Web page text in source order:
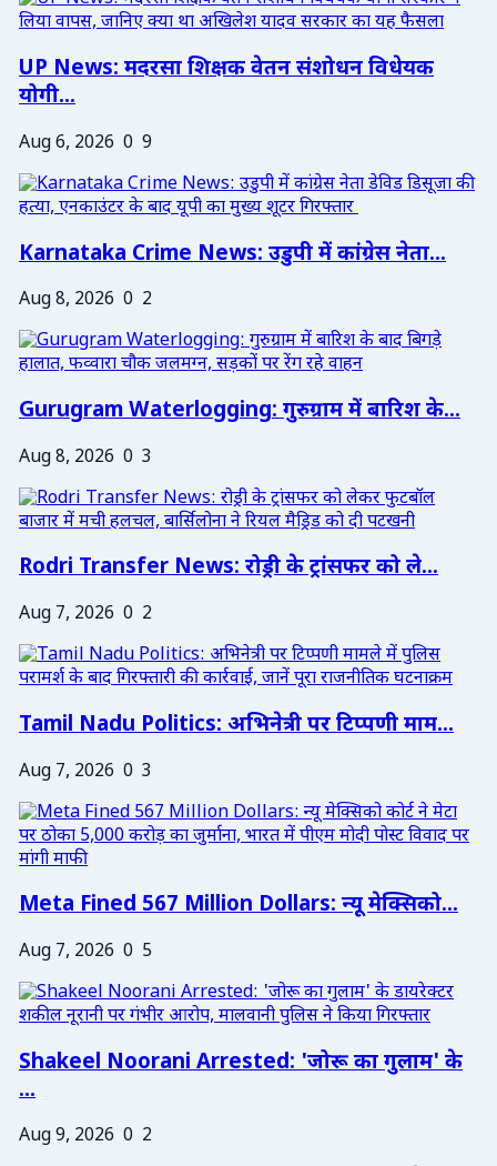
UP News: मदरसा शिक्षक वेतन संशोधन विधेयक
योगी...
Aug 6, 2026 0 9
Karnataka Crime News: उडुपी में कांग्रेस नेता...
Aug 8, 2026 0 2
Gurugram Waterlogging: गुरुग्राम में बारिश के...
Aug 8, 2026 0 3
Rodri Transfer News: रोड्री के ट्रांसफर को ले...
Aug 7, 2026 0 2
Tamil Nadu Politics: अभिनेत्री पर टिप्पणी माम...
Aug 7, 2026 0 3
Meta Fined 567 Million Dollars: न्यू मेक्सिको...
Aug 7, 2026 0 5
Shakeel Noorani Arrested: 'जोरू का गुलाम' के
...
Aug 9, 2026 0 2